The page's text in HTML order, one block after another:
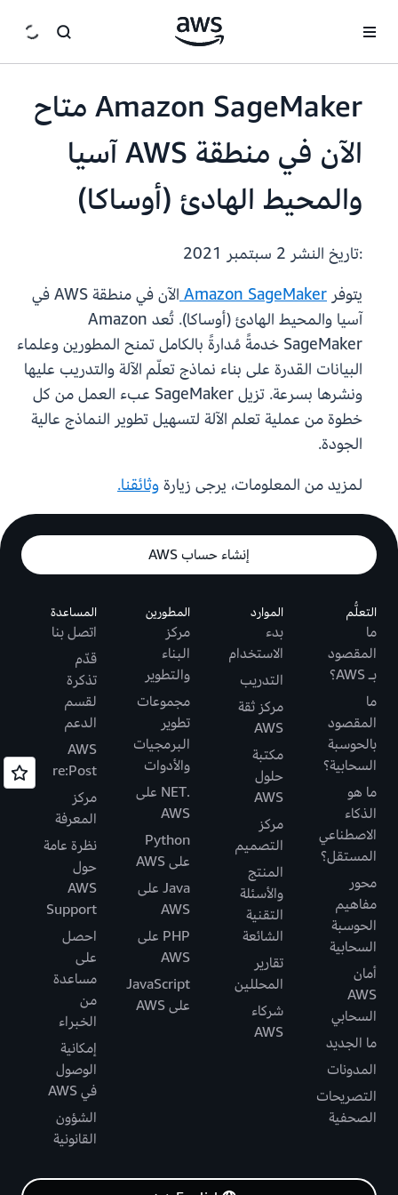
Amazon SageMaker متاح
الآن في منطقة AWS آسيا
والمحيط الهادئ (أوساكا)
:تاريخ النشر
يتوفر Amazon SageMaker
الآن في منطقة AWS في
آسيا والمحيط الهادئ (أوساكا). تُعد Amazon
SageMaker خدمةً مُدارةً بالكامل تمنح المطورين وعلماء
البيانات القدرة على بناء نماذج تعلّم الآلة والتدريب عليها
ونشرها بسرعة. تزيل SageMaker عبء العمل من كل
خطوة من عملية تعلم الآلة لتسهيل تطوير النماذج عالية
الجودة.
لمزيد من المعلومات، يرجى زيارةوثائقنا.
إنشاء حساب AWS
التعلُّم
ما
المقصود
بـ AWS؟
ما
المقصود
بالحوسبة
السحابية؟
ما هو
الذكاء
الاصطناعي
المستقل؟
محور
مفاهيم
الحوسبة
السحابية
أمان
AWS
السحابي
ما الجديد
المدونات
التصريحات
الصحفية
الموارد
بدء
الاستخدام
التدريب
مركز ثقة
AWS
مكتبة
حلول
AWS
مركز
التصميم
المنتج
والأسئلة
التقنية
الشائعة
تقارير
المحللين
شركاء
AWS
المطورين
مركز
البناء
والتطوير
مجموعات
تطوير
البرمجيات
والأدوات
.NET على
AWS
Python
على AWS
Java على
AWS
PHP على
AWS
JavaScript
على AWS
المساعدة
اتصل بنا
قدّم
تذكرة
لقسم
الدعم
AWS
re:Post
مركز
المعرفة
نظرة عامة
حول
AWS
Support
احصل
على
مساعدة
من
الخبراء
إمكانية
الوصول
في AWS
الشؤون
القانونية